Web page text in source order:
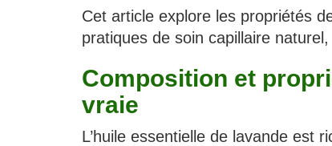
Cet article explore les propriétés
pratiques de soin capillaire
Composition et
vraie
L’huile essentielle de lavande est